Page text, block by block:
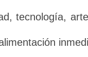
tecnología,